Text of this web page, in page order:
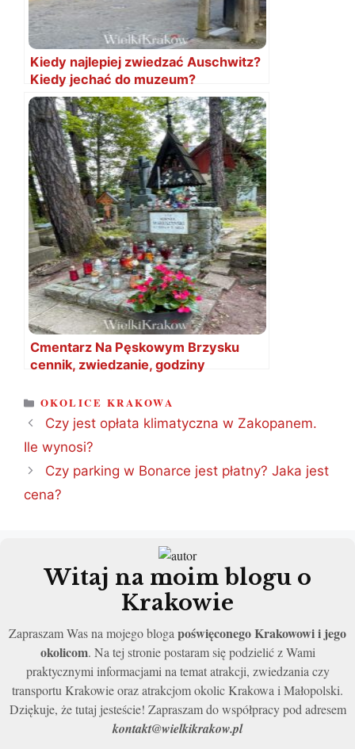
Kiedy najlepiej zwiedzać Auschwitz?
Kiedy jechać do muzeum?
Cmentarz Na Pęskowym Brzysku
cennik, zwiedzanie, godziny
KATEGORIE
OKOLICE KRAKOWA
Czy jest opłata klimatyczna w Zakopanem.
Ile wynosi?
Czy parking w Bonarce jest płatny? Jaka jest
cena?
Witaj na moim blogu o
Krakowie
Zapraszam Was na mojego blogapoświęconego Krakowowi i jego
okolicom. Na tej stronie postaram się podzielić z Wami
praktycznymi informacjami na temat atrakcji, zwiedzania czy
transportu Krakowie oraz atrakcjom okolic Krakowa i Małopolski.
Dziękuje, że tutaj jesteście! Zapraszam do współpracy pod adresem
kontakt@wielkikrakow.pl